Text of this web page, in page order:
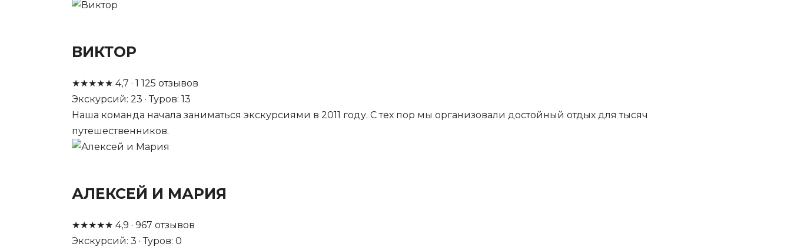
ВИКТОР
★★★★★ 4,7 · 1 125 отзывов
Экскурсий: 23 · Туров: 13
Наша команда начала заниматься экскурсиями в 2011 году. С тех пор мы организовали достойный отдых для тысяч
путешественников.
АЛЕКСЕЙ И МАРИЯ
★★★★★ 4,9 · 967 отзывов
Экскурсий: 3 · Туров: 0